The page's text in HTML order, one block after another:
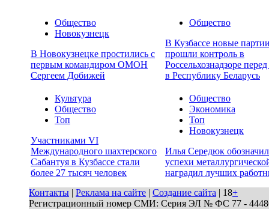
Общество
Новокузнецк
В Новокузнецке простились с
первым командиром ОМОН
Сергеем Добижей
Общество
В Кузбассе новые
прошли контроль в
Россельхознадзоре
в Республику Беларусь
Культура
Общество
Топ
Участниками VI
Международного шахтерского
Сабантуя в Кузбассе стали
более 27 тысяч человек
Общество
Экономика
Топ
Новокузнецк
Илья Середюк
успехи
наградил лучших
Контакты | Реклама на сайте | Создание сайта | 18+
Регистрационный номер СМИ: Серия ЭЛ № ФС 77 - 44486